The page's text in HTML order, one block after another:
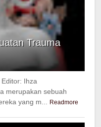
Trauma
Ihza
merupakan sebuah
yang m...
Readmore